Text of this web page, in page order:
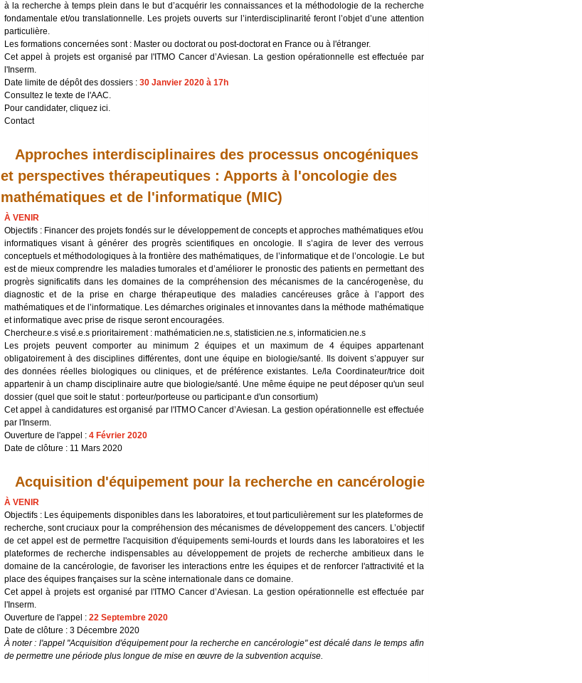
à la recherche à temps plein dans le but d’acquérir les connaissances et la méthodologie de la recherche
fondamentale et/ou translationnelle. Les projets ouverts sur l’interdisciplinarité feront l’objet d’une attention
particulière.
Les formations concernées sont : Master ou doctorat ou post-doctorat en France ou à l'étranger.
Cet appel à projets est organisé par l'ITMO Cancer d’Aviesan. La gestion opérationnelle est effectuée par
l'Inserm.
Date limite de dépôt des dossiers : 30 Janvier 2020 à 17h
Consultezle texte de l'AAC.
Pour candidater, cliquez ici.
Contact
Approches interdisciplinaires des processus oncogéniques
et perspectives thérapeutiques : Apports à l'oncologie des
mathématiques et de l'informatique (MIC)
À VENIR
Objectifs : Financer des projets fondés sur le développement de concepts et approches mathématiques et/ou
informatiques visant à générer des progrès scientifiques en oncologie. Il s’agira de lever des verrous
conceptuels et méthodologiques à la frontière des mathématiques, de l’informatique et de l’oncologie. Le but
est de mieux comprendre les maladies tumorales et d’améliorer le pronostic des patients en permettant des
progrès significatifs dans les domaines de la compréhension des mécanismes de la cancérogenèse, du
diagnostic et de la prise en charge thérapeutique des maladies cancéreuses grâce à l’apport des
mathématiques et de l’informatique. Les démarches originales et innovantes dans la méthode mathématique
et informatique avec prise de risque seront encouragées.
Chercheur.e.s visé.e.s prioritairement : mathématicien.ne.s, statisticien.ne.s, informaticien.ne.s
Les projets peuvent comporter au minimum 2 équipes et un maximum de 4 équipes appartenant
obligatoirement à des disciplines différentes, dont une équipe en biologie/santé. Ils doivent s’appuyer sur
des données réelles biologiques ou cliniques, et de préférence existantes. Le/la Coordinateur/trice doit
appartenir à un champ disciplinaire autre que biologie/santé. Une même équipe ne peut déposer qu'un seul
dossier (quel que soit le statut : porteur/porteuse ou participant.e d'un consortium)
Cet appel à candidatures est organisé par l'ITMO Cancer d’Aviesan. La gestion opérationnelle est effectuée
par l'Inserm.
Ouverture de l'appel : 4 Février 2020
Date de clôture : 11 Mars 2020
Acquisition d'équipement pour la recherche en cancérologie
À VENIR
Objectifs : Les équipements disponibles dans les laboratoires, et tout particulièrement sur les plateformes de
recherche, sont cruciaux pour la compréhension des mécanismes de développement des cancers. L’objectif
de cet appel est de permettre l'acquisition d'équipements semi-lourds et lourds dans les laboratoires et les
plateformes de recherche indispensables au développement de projets de recherche ambitieux dans le
domaine de la cancérologie, de favoriser les interactions entre les équipes et de renforcer l'attractivité et la
place des équipes françaises sur la scène internationale dans ce domaine.
Cet appel à projets est organisé par l'ITMO Cancer d’Aviesan. La gestion opérationnelle est effectuée par
l'Inserm.
Ouverture de l'appel : 22 Septembre 2020
Date de clôture : 3 Décembre 2020
À noter : l'appel "Acquisition d'équipement pour la recherche en cancérologie" est décalé dans le temps afin
de permettre une période plus longue de mise en œuvre de la subvention acquise.